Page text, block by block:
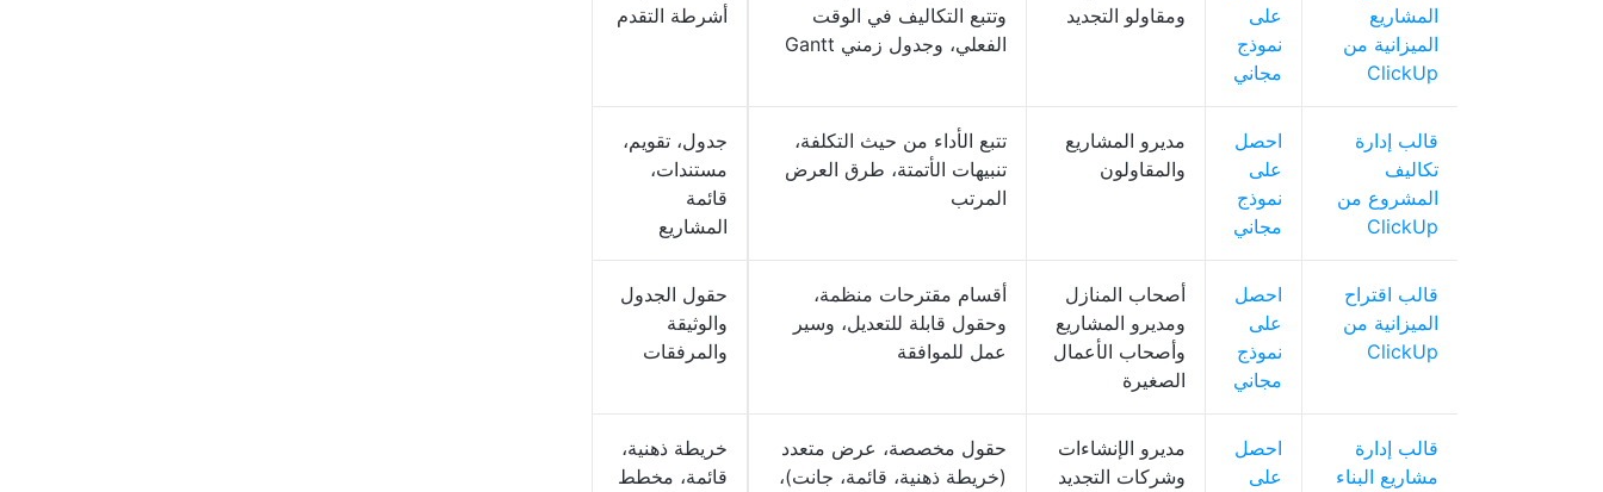
المشاريع
الميزانية من
ClickUp
على
نموذج
مجاني
ومقاولو التجديد
وتتبع التكاليف في الوقت
الفعلي، وجدول زمني Gantt
أشرطة التقدم
قالب إدارة
تكاليف
المشروع من
ClickUp
احصل
على
نموذج
مجاني
مديرو المشاريع
والمقاولون
تتبع الأداء من حيث التكلفة،
تنبيهات الأتمتة، طرق العرض
المرتب
جدول، تقويم،
مستندات،
قائمة
المشاريع
قالب اقتراح
الميزانية من
ClickUp
احصل
على
نموذج
مجاني
أصحاب المنازل
ومديرو المشاريع
وأصحاب الأعمال
الصغيرة
أقسام مقترحات منظمة،
وحقول قابلة للتعديل، وسير
عمل للموافقة
حقول الجدول
والوثيقة
والمرفقات
قالب إدارة
مشاريع البناء
احصل
على
مديرو الإنشاءات
وشركات التجديد
حقول مخصصة، عرض متعدد
(خريطة ذهنية، قائمة، جانت)،
خريطة ذهنية،
قائمة، مخطط